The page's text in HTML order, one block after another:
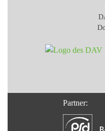
Partner: